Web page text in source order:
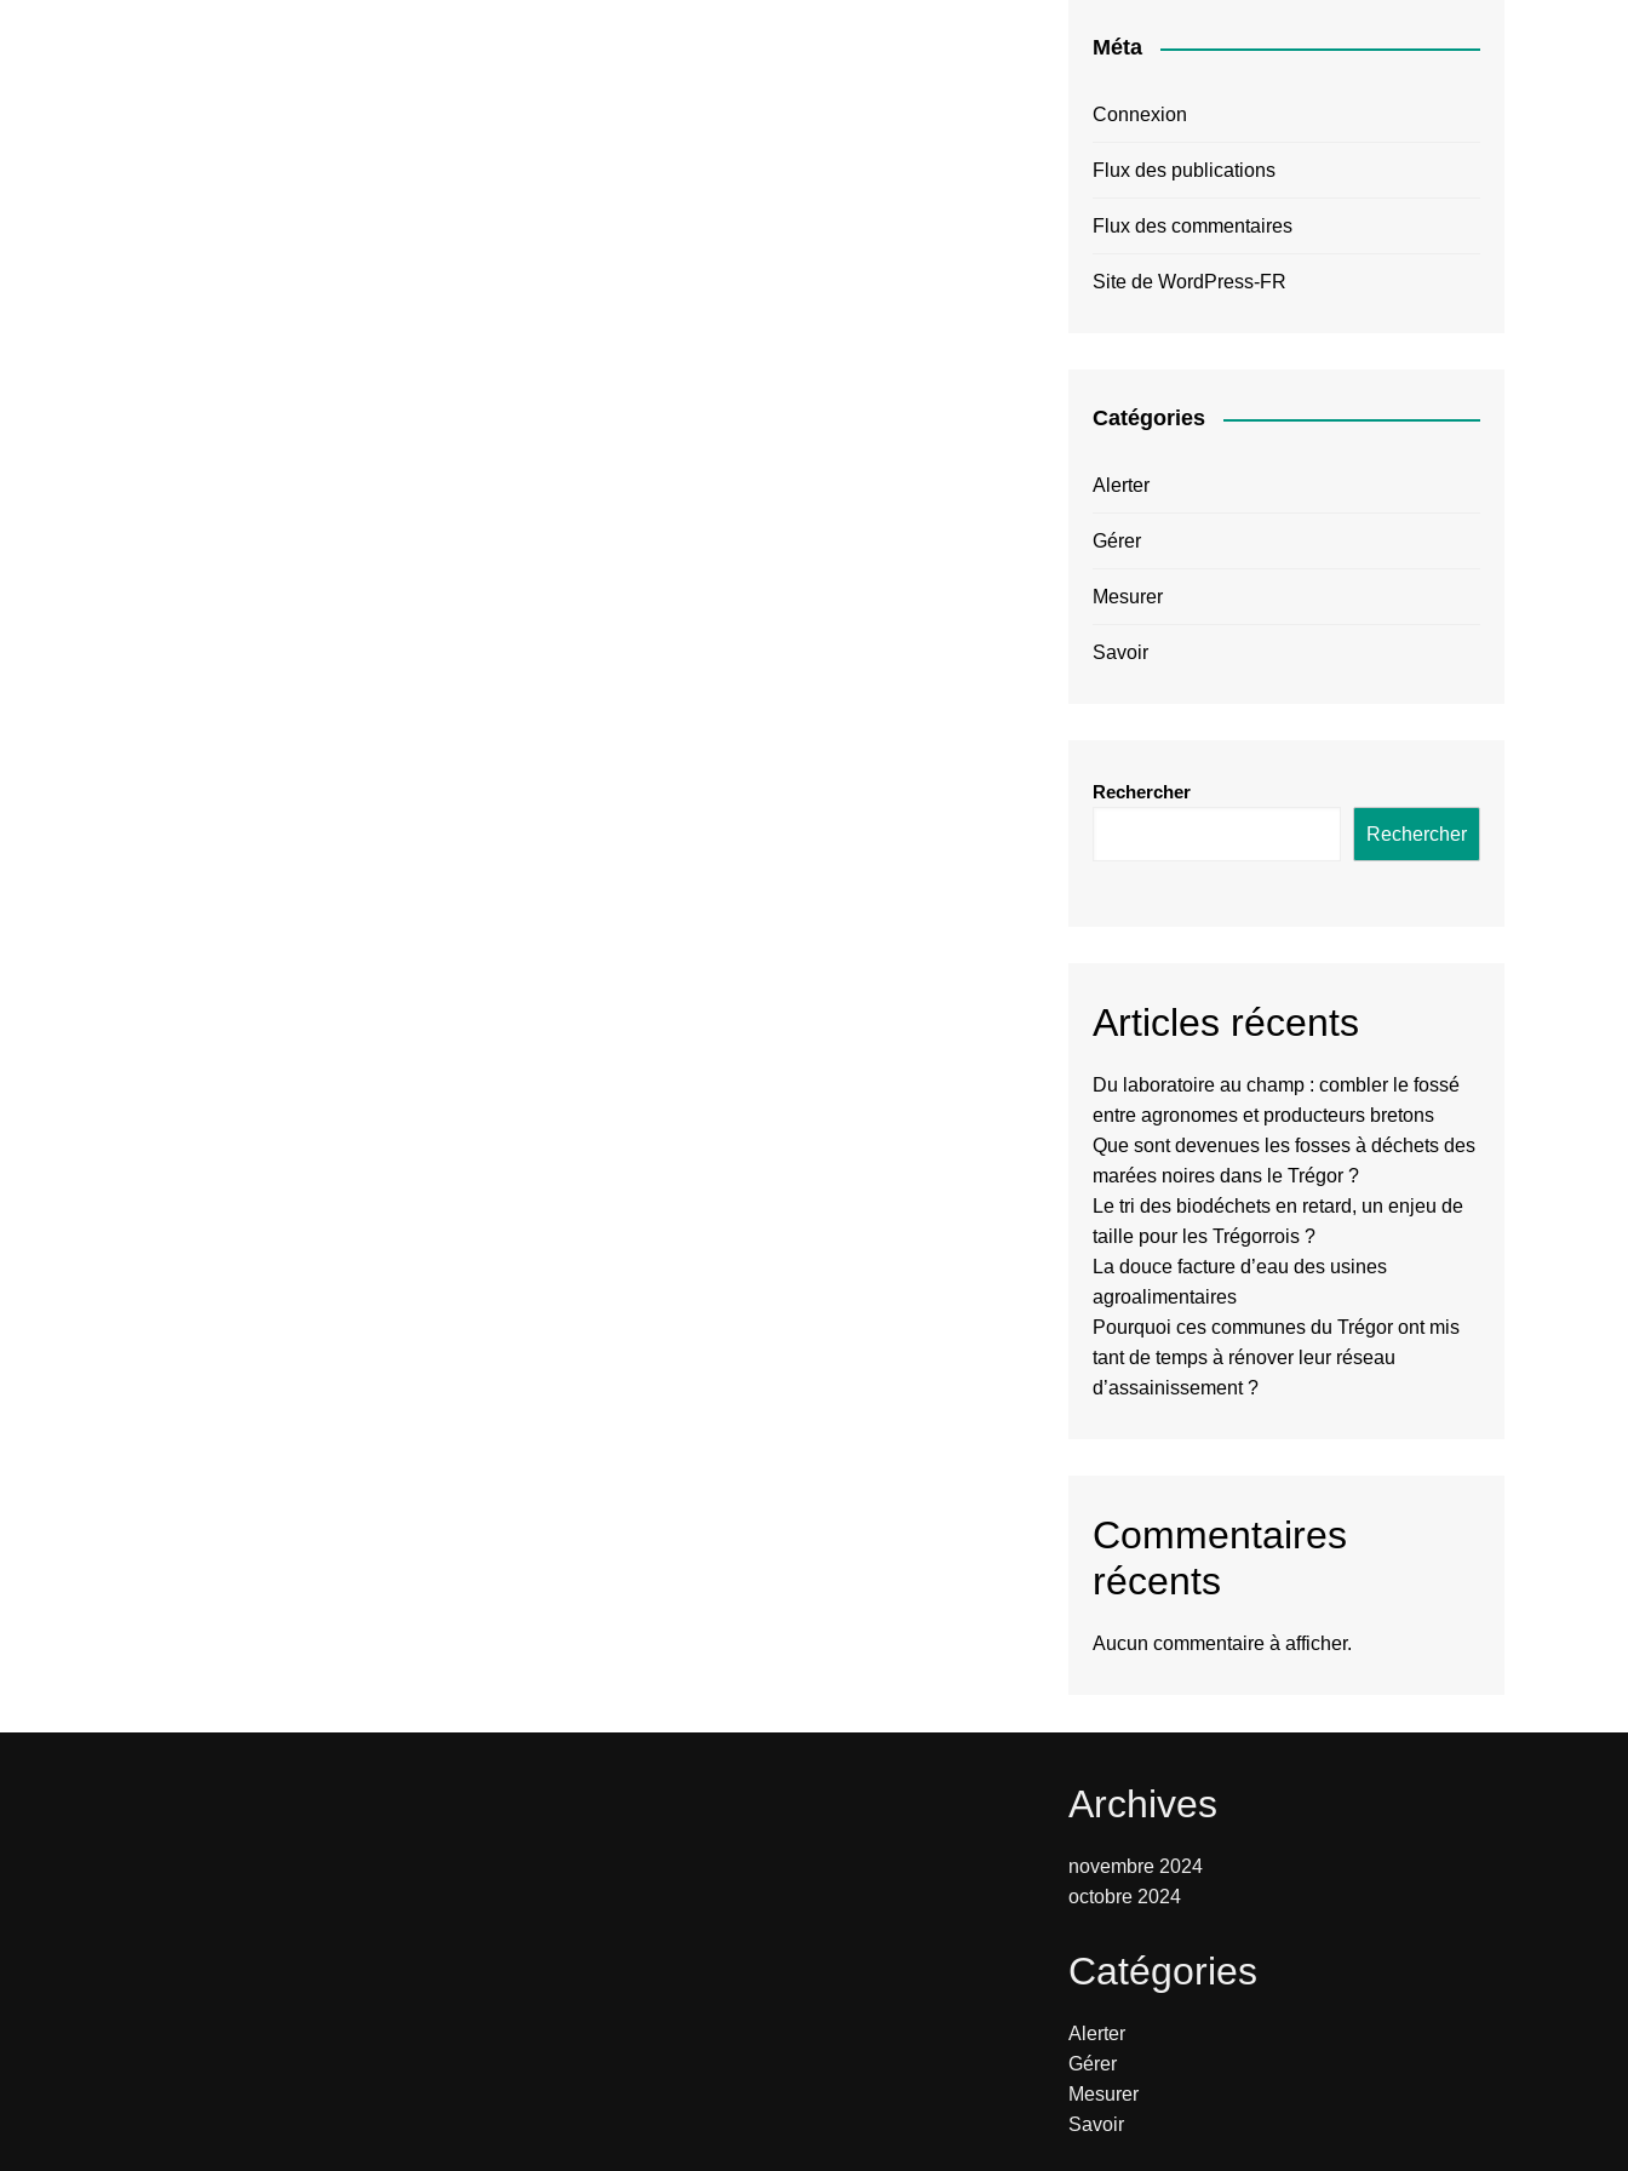
Méta
Connexion
Flux des publications
Flux des commentaires
Site de WordPress-FR
Catégories
Alerter
Gérer
Mesurer
Savoir
Rechercher
Rechercher
Articles récents
Du laboratoire au champ : combler le fossé
entre agronomes et producteurs bretons
Que sont devenues les fosses à déchets des
marées noires dans le Trégor ?
Le tri des biodéchets en retard, un enjeu de
taille pour les Trégorrois ?
La douce facture d’eau des usines
agroalimentaires
Pourquoi ces communes du Trégor ont mis
tant de temps à rénover leur réseau
d’assainissement ?
Commentaires
récents
Aucun commentaire à afficher.
Archives
novembre 2024
octobre 2024
Catégories
Alerter
Gérer
Mesurer
Savoir